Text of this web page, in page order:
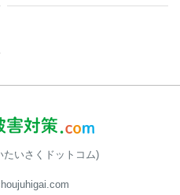
いさくドットコム)